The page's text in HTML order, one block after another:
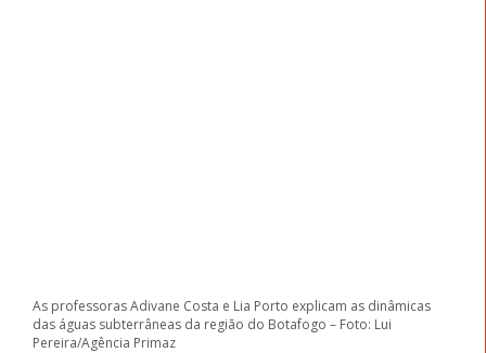
As professoras Adivane Costa e Lia Porto explicam as dinâmicas
das águas subterrâneas da região do Botafogo – Foto: Lui
Pereira/Agência Primaz